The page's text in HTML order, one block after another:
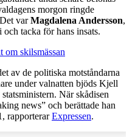
morgon ringde
varMagdalena Andersson,
tacka för hans insats.
om skilsmässan
av de politiska motståndarna
under valnatten bjöds Kjell
När skådisen
news” och berättade han
rapporterarExpressen.